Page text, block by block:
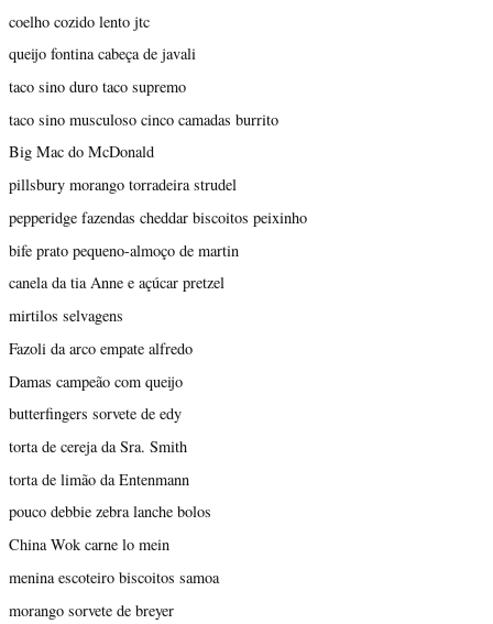
coelho cozido lento jtc
queijo fontina cabeça de javali
taco sino duro taco supremo
taco sino musculoso cinco camadas burrito
Big Mac do McDonald
pillsbury morango torradeira strudel
pepperidge fazendas cheddar biscoitos peixinho
bife prato pequeno-almoço de martin
canela da tia Anne e açúcar pretzel
mirtilos selvagens
Fazoli da arco empate alfredo
Damas campeão com queijo
butterfingers sorvete de edy
torta de cereja da Sra. Smith
torta de limão da Entenmann
pouco debbie zebra lanche bolos
China Wok carne lo mein
menina escoteiro biscoitos samoa
morango sorvete de breyer